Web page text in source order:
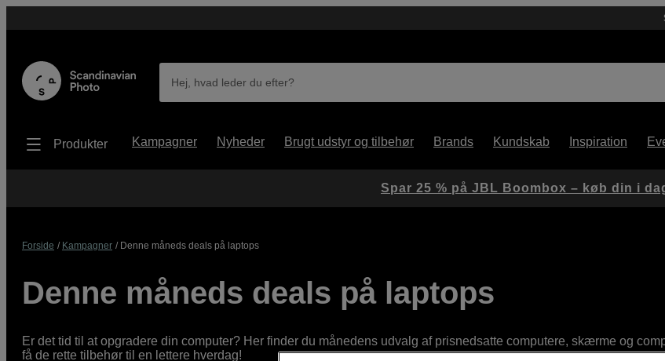
Hej, hvad leder du efter?
Produkter Kampagner Nyheder Brugt udstyr og tilbehør Brands Kundskab Inspiration
Forside Kampagner Denne måneds deals på laptops
Denne måneds deals på laptops
Er det tid til at opgradere din computer? Her finder du månedens udvalg af prisnedsatte computere, skærme og
få de rette tilbehør til en lettere hverdag!
Spar 25 % på JBL Boombox – køb din i